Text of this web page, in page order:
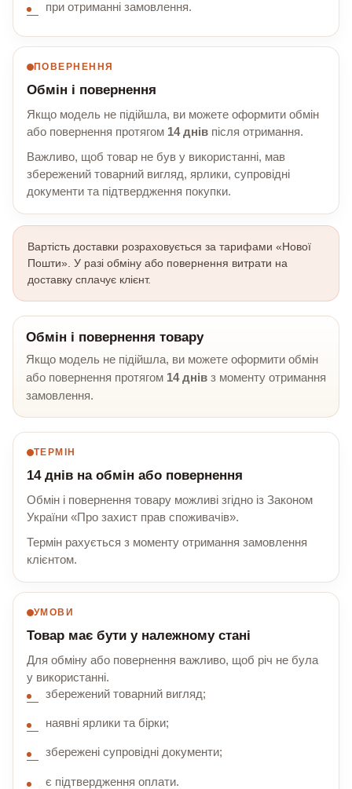
при отриманні замовлення.
ПОВЕРНЕННЯ
Обмін і повернення
Якщо модель не підійшла, ви можете оформити обмін
або повернення протягом 14 днів після отримання.
Важливо, щоб товар не був у використанні, мав
збережений товарний вигляд, ярлики, супровідні
документи та підтвердження покупки.
Вартість доставки розраховується за тарифами «Нової
Пошти». У разі обміну або повернення витрати на
доставку сплачує клієнт.
Обмін і повернення товару
Якщо модель не підійшла, ви можете оформити обмін
або повернення протягом 14 днів з моменту отримання
замовлення.
ТЕРМІН
14 днів на обмін або повернення
Обмін і повернення товару можливі згідно із Законом
України «Про захист прав споживачів».
Термін рахується з моменту отримання замовлення
клієнтом.
УМОВИ
Товар має бути у належному стані
Для обміну або повернення важливо, щоб річ не була
у використанні.
збережений товарний вигляд;
наявні ярлики та бірки;
збережені супровідні документи;
є підтвердження оплати.